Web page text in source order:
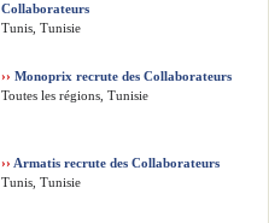
Collaborateurs
Tunis, Tunisie
›› Monoprix recrute des Collaborateurs
Toutes les régions, Tunisie
›› Armatis recrute des Collaborateurs
Tunis, Tunisie